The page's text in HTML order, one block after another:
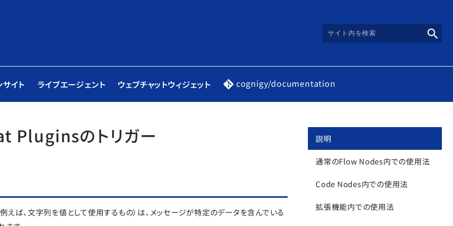
サイト ライブエージェント ウェブチャットウィジェット cognigy/documentation
Pluginsのトリガー
例えば、文字列を値として使用するもの）は、メッセージが特定のデータを含んでいる
説明
通常のFlow Nodes内での使用法
Code Nodes内での使用法
拡張機能内での使用法